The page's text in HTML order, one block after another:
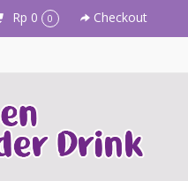
Rp 0 0 Checkout